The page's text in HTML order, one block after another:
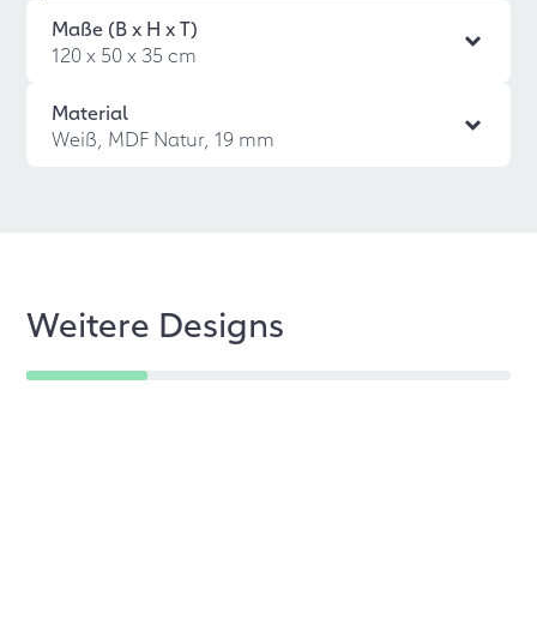
Maße (B x H x T)
120 x 50 x 35 cm
Material
Weiß, MDF Natur, 19 mm
Weitere Designs